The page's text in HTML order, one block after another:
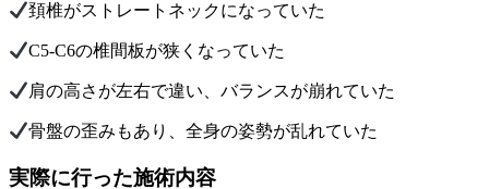
頚椎がストレートネックになっていた
C5-C6の椎間板が狭くなっていた
肩の高さが左右で違い、バランスが崩れていた
骨盤の歪みもあり、全身の姿勢が乱れていた
実際に行った施術内容